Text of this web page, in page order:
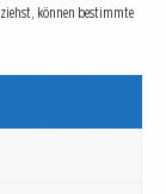
können bestimmte
drei Bausteine sind
die zum Teil schon
Internetprojekt
über spannende
zu informieren.